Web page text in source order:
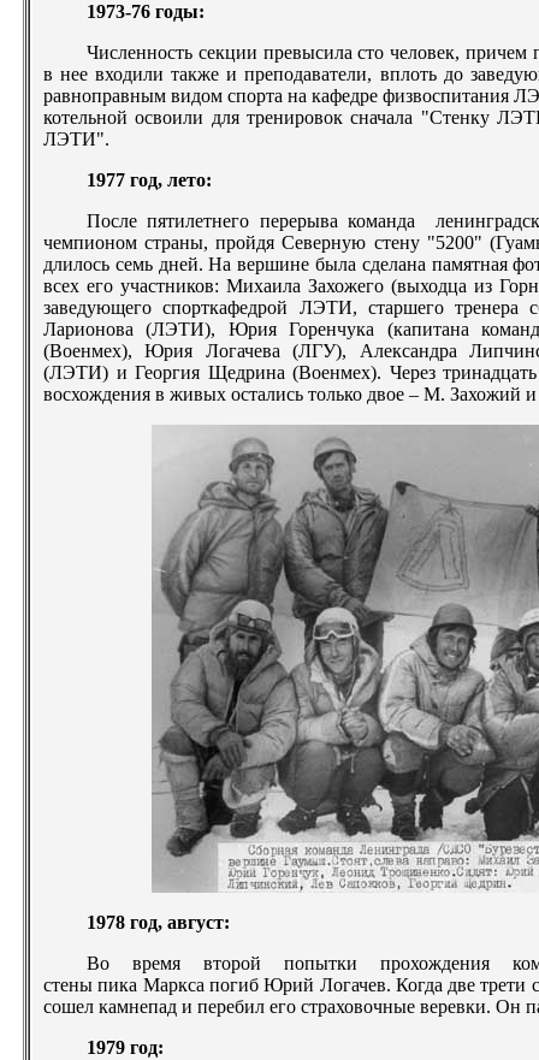
1973-76 годы:
Численность секции превысила сто человек,
в нее входили также и преподаватели, вплоть до
равноправным видом спорта на кафедре физвоспитания
котельной освоили для тренировок сначала "Стенку
ЛЭТИ".
1977 год, лето:
После пятилетнего перерыва команда
чемпионом страны, пройдя Северную стену "5200"
длилось семь дней. На вершине была сделана памятная
всех его участников: Михаила Захожего (выходца из
заведующего спорткафедрой ЛЭТИ, старшего тренера
Ларионова (ЛЭТИ), Юрия Горенчука (капитана
(Военмех), Юрия Логачева (ЛГУ), Александра
(ЛЭТИ) и Георгия Щедрина (Военмех). Через тринадцать
восхождения в живых остались только двое – М. Захожий
1978 год, август:
Во время второй попытки прохождения
стены пика Маркса погиб Юрий Логачев. Когда две трети
сошел камнепад и перебил его страховочные веревки. Он
1979 год: